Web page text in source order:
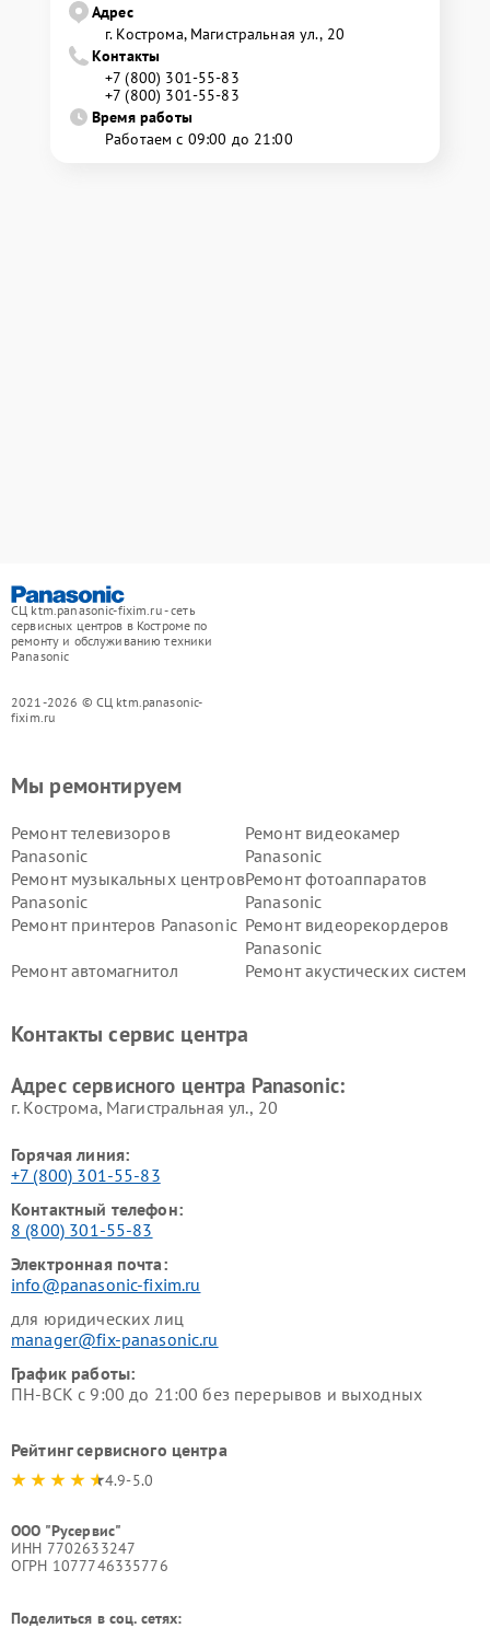
Адрес
г. Кострома, Магистральная ул., 20
Контакты
+7 (800) 301-55-83
+7 (800) 301-55-83
Время работы
Работаем с 09:00 до 21:00
СЦ ktm.panasonic-fixim.ru - сеть
сервисных центров в Костроме по
ремонту и обслуживанию техники
Panasonic
2021-2026 © СЦ ktm.panasonic-
fixim.ru
Мы ремонтируем
Ремонт телевизоров
Panasonic
Ремонт видеокамер
Panasonic
Ремонт музыкальных центров
Panasonic
Ремонт фотоаппаратов
Panasonic
Ремонт принтеров Panasonic Ремонт видеорекордеров
Panasonic
Ремонт автомагнитол
Ремонт акустических систем
панелей Panasonic
Контакты сервис центра
Адрес сервисного центра Panasonic:
г. Кострома, Магистральная ул., 20
Горячая линия:
+7 (800) 301-55-83
Контактный телефон:
8 (800) 301-55-83
Электронная почта:
info@panasonic-fixim.ru
для юридических лиц
manager@fix-panasonic.ru
График работы:
ПН-ВСК с 9:00 до 21:00 без перерывов и выходных
Рейтинг сервисного центра
4.9-5.0
ООО "Русервис"
ИНН 7702633247
ОГРН 1077746335776
Поделиться в соц. сетях: